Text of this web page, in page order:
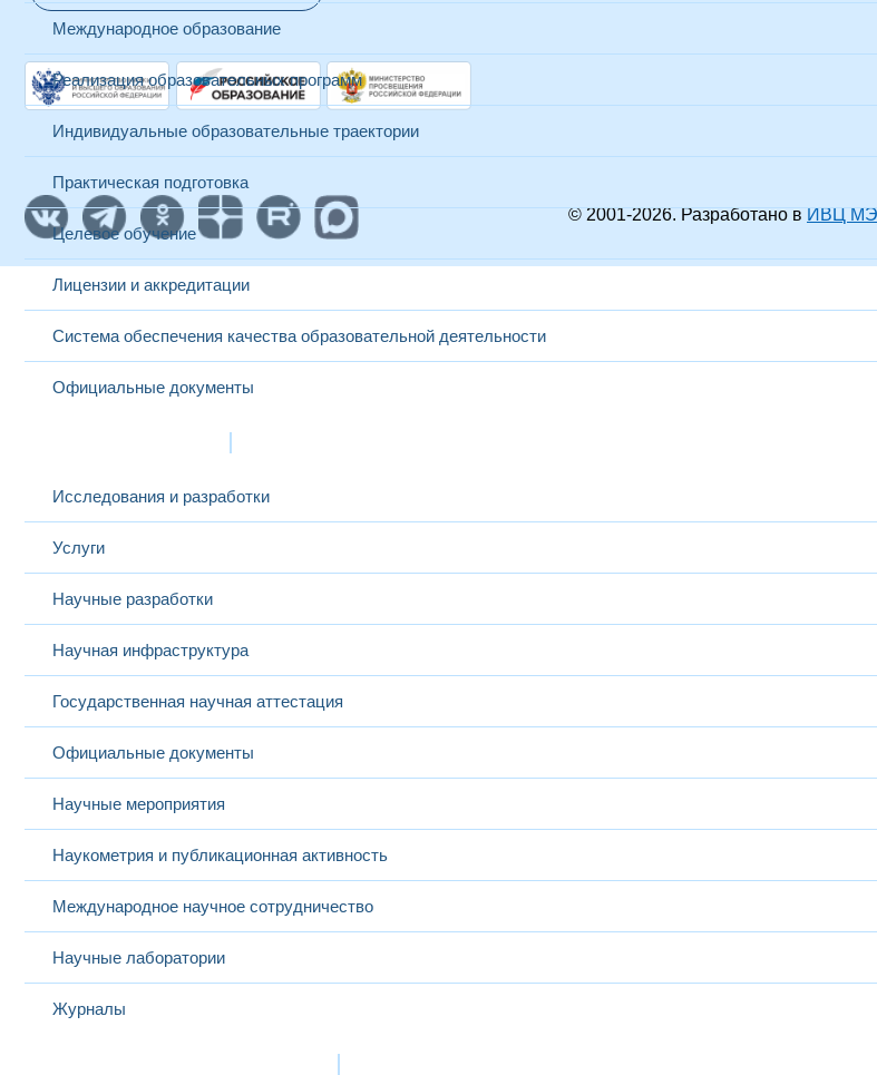
Международное образование
Реализация образовательных программ
Индивидуальные образовательные траектории
Практическая подготовка
Целевое обучение
Лицензии и аккредитации
Система обеспечения качества образовательной деятельности
Официальные документы
Исследования и разработки
Услуги
Научные разработки
Научная инфраструктура
Государственная научная аттестация
Официальные документы
Научные мероприятия
Наукометрия и публикационная активность
Международное научное сотрудничество
Научные лаборатории
Журналы
© 2001-2026. Разработано вИВЦ